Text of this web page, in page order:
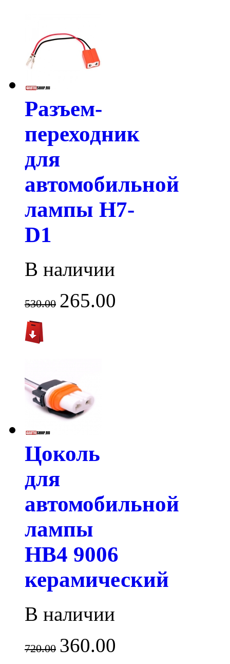
Разъем-
переходник
для
автомобильной
лампы H7-
D1
В наличии
530.00 265.00
Цоколь
для
автомобильной
лампы
HB4 9006
керамический
В наличии
720.00 360.00